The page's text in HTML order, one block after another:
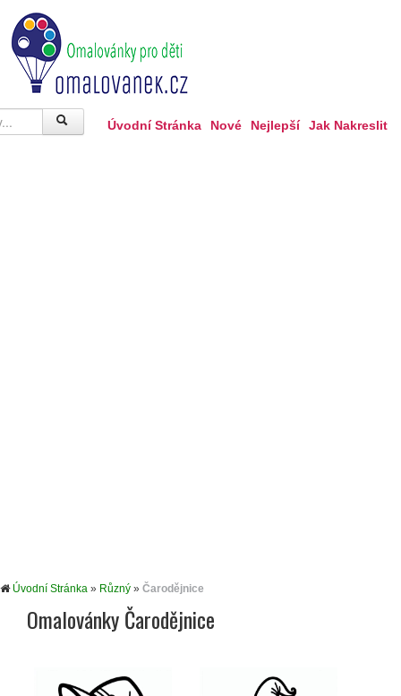
Úvodní Stránka Nové Nejlepší Jak Nakreslit
Úvodní Stránka » Různý » Čarodějnice
Omalovánky Čarodějnice